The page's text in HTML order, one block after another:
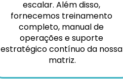
escalar. Além disso,
fornecemos treinamento
completo, manual de
operações e suporte
estratégico contínuo da nossa
matriz.